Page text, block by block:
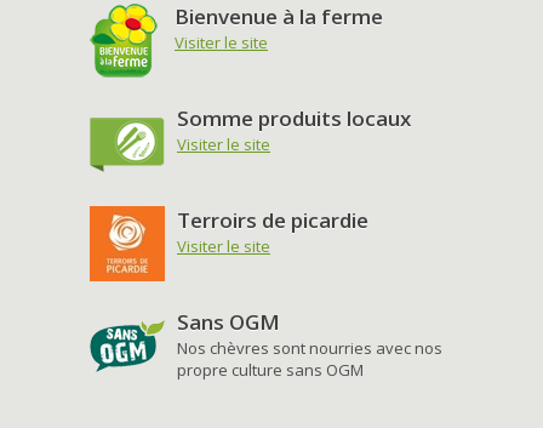
Bienvenue à la ferme
Visiter le site
Somme produits locaux
Visiter le site
Terroirs de picardie
Visiter le site
Sans OGM
Nos chèvres sont nourries avec nos
propre culture sans OGM